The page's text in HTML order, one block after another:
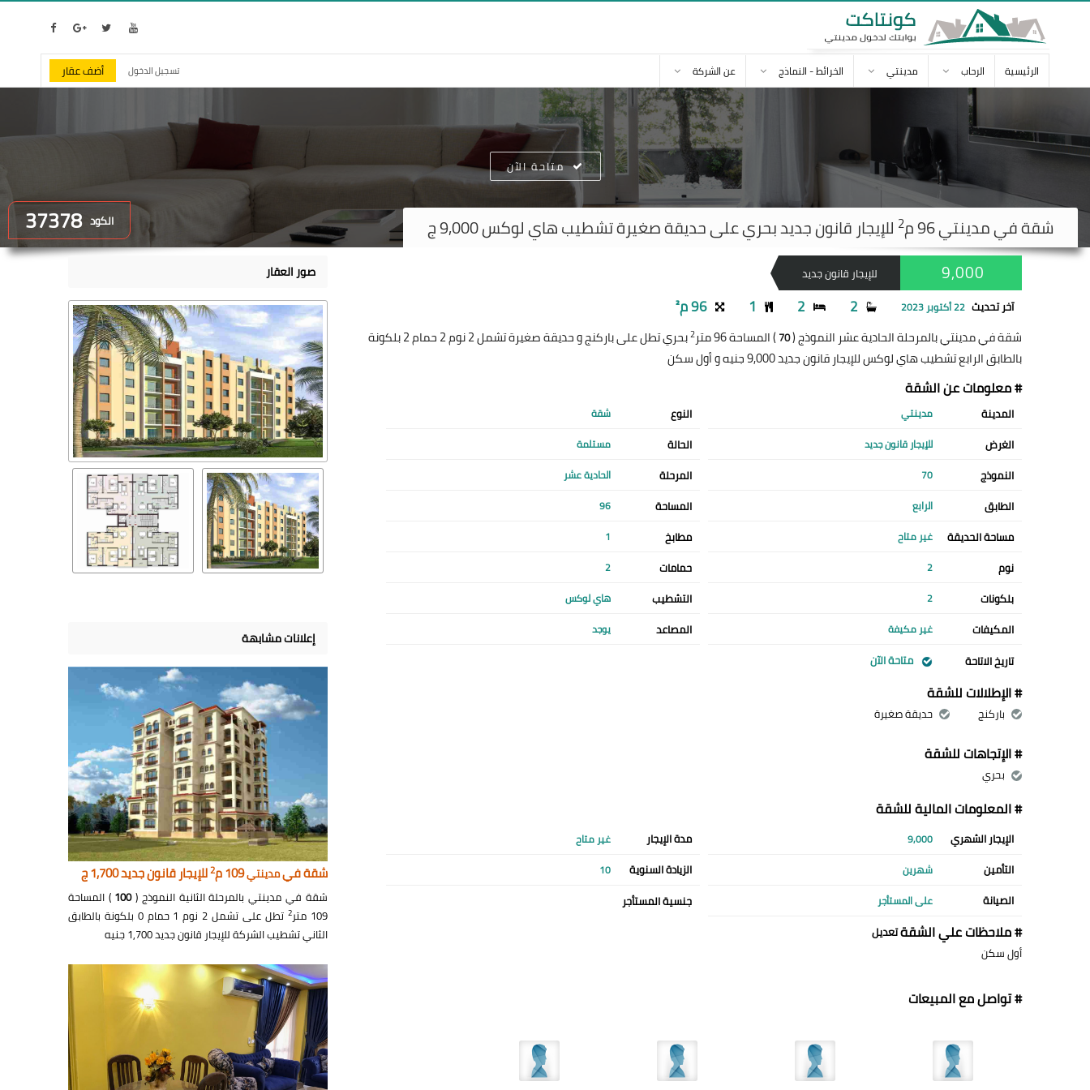
الرئيسية الرحاب مدينتي الخرائط - النماذج عن الشركة تسجيل الدخول أضف عقار
الكود 37378 شقة فيمدينتي 2 للإيجار قانون جديد بحري على حديقة صغيرة تشطيب هاي لوكس 9,000 ج
متاحة الآن
للإيجار قانون جديد 9,000
آخر تحديث 22 أكتوبر 2023 2
2
1 96 م²
شقة في مدينتي بالمرحلة الحادية عشر النموذج (70) المساحة 96 متر 2
بحري تطل على باركنج و حديقة صغيرة تشمل 2 نوم 2 حمام 2 بلكونة
بالطابق الرابع تشطيب هاي لوكس للإيجار قانون جديد 9,000 جنيه و أول سكن
# معلومات عن الشقة
المدينة مدينتي النوع شقة
الغرض للإيجار قانون جديد الحالة مستلمة
النموذج 70 المرحلة الحادية عشر
الطابق الرابع المساحة 96
مساحة الحديقة غير متاح مطابخ 1
نوم 2 حمامات 2
بلكونات 2 التشطيب هاي لوكس
المكيفات غير مكيفة المصاعد يوجد
تاريخ الاتاحة متاحة الآن
# الإطلالات للشقة
باركنج حديقة صغيرة
# الإتجاهات للشقة
بحري
# المعلومات المالية للشقة
الإيجار الشهري 9,000 مدة الإيجار غير متاح
التأمين شهرين الزيادة السنوية 10
الصيانة على المستأجر جنسية المستأجر
# ملاحظات علي الشقةتعديل
أول سكن
# تواصل مع المبيعات
صور العقار
إعلانات مشابهة
شقة فيمدينتي109 م 2للإيجار قانون جديد 1,700 ج
شقة في مدينتي بالمرحلة الثانية النموذج (100 ) المساحة
109 متر
2
تطل على تشمل 2 نوم 1 حمام 0 بلكونة بالطابق
الثاني تشطيب الشركة للإيجار قانون جديد 1,700 جنيه